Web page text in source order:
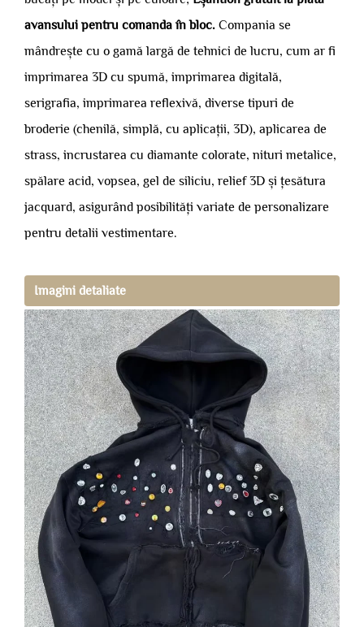
avansului pentru comanda în bloc. Compania se
mândrește cu o gamă largă de tehnici de lucru, cum ar fi
imprimarea 3D cu spumă, imprimarea digitală,
serigrafia, imprimarea reflexivă, diverse tipuri de
broderie (chenilă, simplă, cu aplicații, 3D), aplicarea de
strass, incrustarea cu diamante colorate, nituri metalice,
spălare acid, vopsea, gel de siliciu, relief 3D și țesătura
jacquard, asigurând posibilități variate de personalizare
pentru detalii vestimentare.
Imagini detaliate